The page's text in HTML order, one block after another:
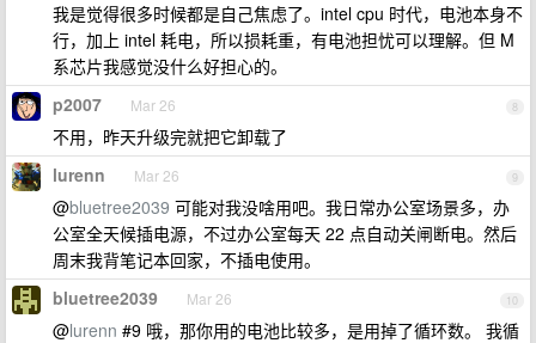
我是觉得很多时候都是自己焦虑了。intel cpu 时代，电池本身不
行，加上 intel 耗电，所以损耗重，有电池担忧可以理解。但 M
系芯片我感觉没什么好担心的。
8
p2007 Mar 26
不用，昨天升级完就把它卸载了
9
lurenn Mar 26
@bluetree2039 可能对我没啥用吧。我日常办公室场景多，办
公室全天候插电源，不过办公室每天 22 点自动关闸断电。然后
周末我背笔记本回家，不插电使用。
10
bluetree2039 Mar 26
@lurenn #9 哦，那你用的电池比较多，是用掉了循环数。 我循